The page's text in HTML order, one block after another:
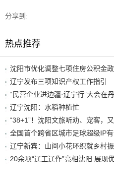
分享到:
热点推荐
沈阳市优化调整七项住房公积金
辽宁发布三项知识产权工作指引
“民营企业进边疆·辽宁行”大会在
辽宁沈阳：水稻种植忙
辽宁新宾：山间小花环织就乡村
20余项“辽工辽作”亮相沈阳 展现